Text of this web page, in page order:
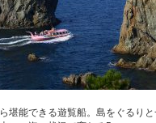
堪能できる遊覧船。島をぐるり